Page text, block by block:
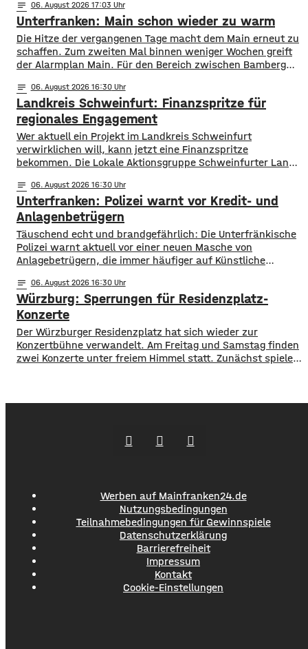
notes 06. August 2026 17:03
Unterfranken: Main schon wieder zu warm
Die Hitze der vergangenen Tage macht dem Main erneut zu
schaffen. Zum zweiten Mal binnen weniger Wochen greift
der Alarmplan Main. Für den Bereich zwischen Bamberg
mainabwärts die zweite von drei Warnstufen. Zwar gibt es
aktuell mit dem Sauerstoffgehalt im Wasser noch keine
Probleme, allerdings ist die Wassertemperatur
notes 06. August 2026 16:30
Landkreis Schweinfurt: Finanzspritze für
regionales Engagement
Wer aktuell ein Projekt im Landkreis Schweinfurt
verwirklichen will, kann jetzt eine Finanzspritze
bekommen. Die Lokale Aktionsgruppe Schweinfurter Land
Bewerben können sich Bürger, Vereine und Organisationen.
Die Projekte sollen den Entwicklungszielen des Landkreises
dienen und das Bürgerengagement des Schweinfurter
Lands stärken. Die Entwicklungsziele sind:
Daseinsvorsorge, sozialer Zusammenhalt,
notes 06. August 2026 16:30
Unterfranken: Polizei warnt vor Kredit- und
Anlagenbetrügern
​​Täuschend echt und brandgefährlich: Die Unterfränkische
Polizei warnt aktuell vor einer neuen Masche von
Anlagebetrügern, die immer häufiger auf Künstliche
Menschen aus der Region um ihr Erspartes gebracht. ​Laut
Polizei erstellen die Täter mithilfe von KI täuschen echte
Werbevideos oder fälschen Empfehlungen von prominenten
Persönlichkeiten. Ihr Ziel: echte
notes 06. August 2026 16:30
Würzburg: Sperrungen für Residenzplatz-
Konzerte
Der Würzburger Residenzplatz hat sich wieder zur
Konzertbühne verwandelt. Am Freitag und Samstag finden
zwei Konzerte unter freiem Himmel statt. Zunächst spielen
Werben auf Mainfranken24.de
Nutzungsbedingungen
Teilnahmebedingungen für Gewinnspiele
Datenschutzerklärung
Barrierefreiheit
Impressum
Kontakt
Cookie-Einstellungen